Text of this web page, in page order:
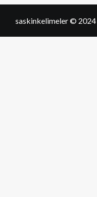
Bir
Gerek
saskinkelimeler ©